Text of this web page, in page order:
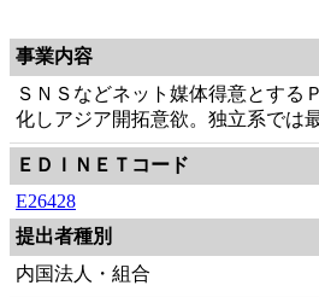
事業内容
ＳＮＳなどネット媒体得意とする
化しアジア開拓意欲。独立系では
ＥＤＩＮＥＴコード
E26428
提出者種別
内国法人・組合